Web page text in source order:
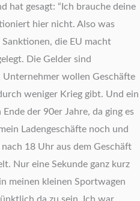
hat gesagt: “Ich brauche deine
hier nicht. Also was
die EU macht
Die Gelder sind
wollen Geschäfte
weniger Krieg gibt. Und ein
der 90er Jahre, da ging es
Ladengeschäfte noch und
18 Uhr aus dem Geschäft
Nur eine Sekunde ganz kurz
meinen kleinen Sportwagen